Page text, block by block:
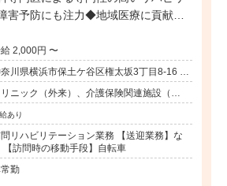
害予防にも注力◆地域医療に貢献す
時給 2,000円 〜
川県横浜市保土ケ谷区権太坂3丁目8-16 ロ
権太坂店2階
ニック（外来）、介護保険関連施設（デ
ア/訪問看護・リハ）
あり
リハビリテーション業務 【送迎業務】な
【訪問時の移動手段】自転車
勤